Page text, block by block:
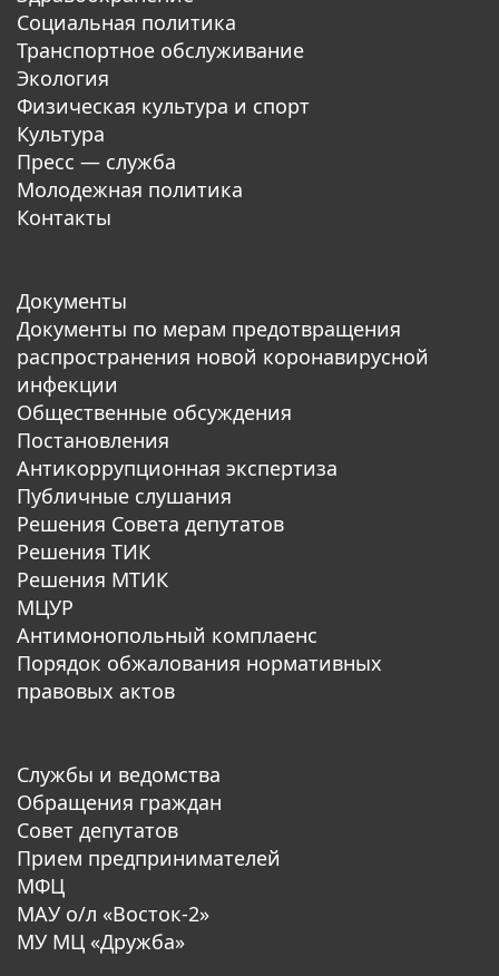
Социальная политика
Транспортное обслуживание
Экология
Физическая культура и спорт
Культура
Пресс — служба
Молодежная политика
Контакты
Документы
Документы по мерам предотвращения
распространения новой коронавирусной
инфекции
Общественные обсуждения
Постановления
Антикоррупционная экспертиза
Публичные слушания
Решения Совета депутатов
Решения ТИК
Решения МТИК
МЦУР
Антимонопольный комплаенс
Порядок обжалования нормативных
правовых актов
Службы и ведомства
Обращения граждан
Совет депутатов
Прием предпринимателей
МФЦ
МАУ о/л «Восток-2»
МУ МЦ «Дружба»